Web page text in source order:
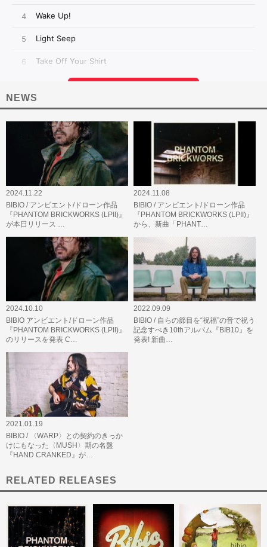
NEWS
2024.11.22
BIBIO / アンビエント/ドローン作品
『PHANTOM BRICKWORKS (LPII)』
が本日リリース …
2024.11.08
BIBIO / アンビエント/ドローン作品
『PHANTOM BRICKWORKS (LPII)』
から、新曲「PHANT…
2024.10.10
BIBIO アンビエント/ドローン作品
『PHANTOM BRICKWORKS (LPII)』
のリリースを発表 C…
2022.09.09
BIBIO / 自らの節目を“祝福”の音で祝う
記念すべき10thアルバム『BIB10』を
発表! 新曲…
2021.01.19
BIBIO / 〈WARP〉との契約のきっか
けにもなった〈MUSH〉期の名盤
『HAND CRANKED』が…
RELATED RELEASES